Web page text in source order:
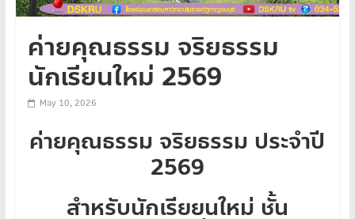
ค่ายคุณธรรม จริยธรรม
นักเรียนใหม่ 2569
May 10, 2026
ค่ายคุณธรรม จริยธรรม ประจำปี
2569
สำหรับนักเรียยนใหม่ ชั้น